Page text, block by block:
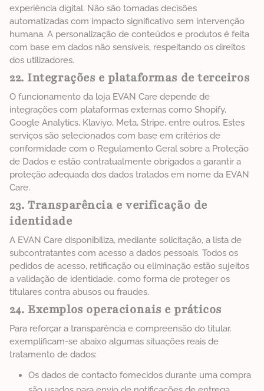
experiência digital. Não são tomadas decisões
automatizadas com impacto significativo sem intervenção
humana. A personalização de conteúdos e produtos é feita
com base em dados não sensíveis, respeitando os direitos
dos utilizadores.
22. Integrações e plataformas de terceiros
O funcionamento da loja EVAN Care depende de
integrações com plataformas externas como Shopify,
Google Analytics, Klaviyo, Meta, Stripe, entre outros. Estes
serviços são selecionados com base em critérios de
conformidade com o Regulamento Geral sobre a Proteção
de Dados e estão contratualmente obrigados a garantir a
proteção adequada dos dados tratados em nome da EVAN
Care.
23. Transparência e verificação de
identidade
A EVAN Care disponibiliza, mediante solicitação, a lista de
subcontratantes com acesso a dados pessoais. Todos os
pedidos de acesso, retificação ou eliminação estão sujeitos
a validação de identidade, como forma de proteger os
titulares contra abusos ou fraudes.
24. Exemplos operacionais e práticos
Para reforçar a transparência e compreensão do titular,
exemplificam-se abaixo algumas situações reais de
tratamento de dados:
Os dados de contacto fornecidos durante uma compra